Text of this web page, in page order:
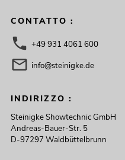
CONTATTO :
+49 931 4061 600
info@steinigke.de
INDIRIZZO :
Steinigke Showtechnic GmbH
Andreas-Bauer-Str. 5
D-97297 Waldbüttelbrunn